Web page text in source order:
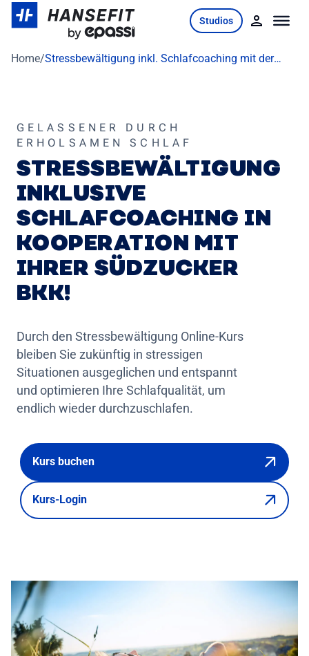
Studios
Home/Stressbewältigung inkl. Schlafcoaching mit der
GELASSENER DURCH
ERHOLSAMEN SCHLAF
STRESSBEWÄLTIGUNG
INKLUSIVE
SCHLAFCOACHING IN
KOOPERATION MIT
IHRER SÜDZUCKER
BKK!
Durch den Stressbewältigung Online-Kurs
bleiben Sie zukünftig in stressigen
Situationen ausgeglichen und entspannt
und optimieren Ihre Schlafqualität, um
endlich wieder durchzuschlafen.
Kurs buchen
Kurs-Login